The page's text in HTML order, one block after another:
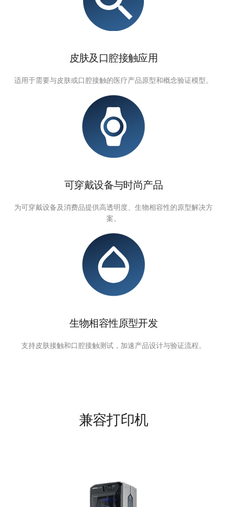
皮肤及口腔接触应用
适用于需要与皮肤或口腔接触的医疗产品原型和概念验证模型。
可穿戴设备与时尚产品
为可穿戴设备及消费品提供高透明度、生物相容性的原型解决方
案。
生物相容性原型开发
支持皮肤接触和口腔接触测试，加速产品设计与验证流程。
兼容打印机